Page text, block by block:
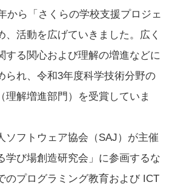
から「さくらの学校支援プロジェ
、活動を広げていきました。広く
する関心および理解の増進などに
れ、 令和3年度科学技術分野の
理解増進部門）を受賞 していま
ソフトウェア協会（SAJ）が主催
学び場創造研究会」に参画するな
のプログラミング教育および ICT